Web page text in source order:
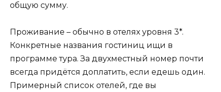
общую сумму.
Проживание – обычно в отелях уровня 3*.
Конкретные названия гостиниц ищи в
программе тура. За двухместный номер почти
всегда придётся доплатить, если едешь один.
Примерный список отелей, где вы